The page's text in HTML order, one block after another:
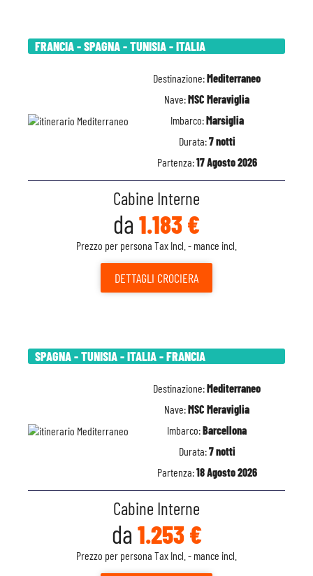
FRANCIA - SPAGNA - TUNISIA - ITALIA
Destinazione:Mediterraneo
Nave:MSC Meraviglia
Imbarco:Marsiglia
Durata:7 notti
Partenza:17 Agosto 2026
Cabine Interne
da 1.183 €
Prezzo per persona Tax Incl. - mance incl.
DETTAGLI CROCIERA
SPAGNA - TUNISIA - ITALIA - FRANCIA
Destinazione:Mediterraneo
Nave:MSC Meraviglia
Imbarco:Barcellona
Durata:7 notti
Partenza:18 Agosto 2026
Cabine Interne
da 1.253 €
Prezzo per persona Tax Incl. - mance incl.